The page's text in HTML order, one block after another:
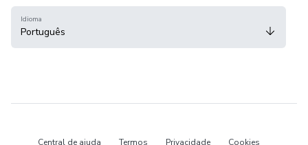
Idioma
Português
Central de ajuda Termos Privacidade Cookies